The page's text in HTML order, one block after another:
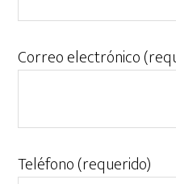
Correo electrónico
Teléfono (requerido)